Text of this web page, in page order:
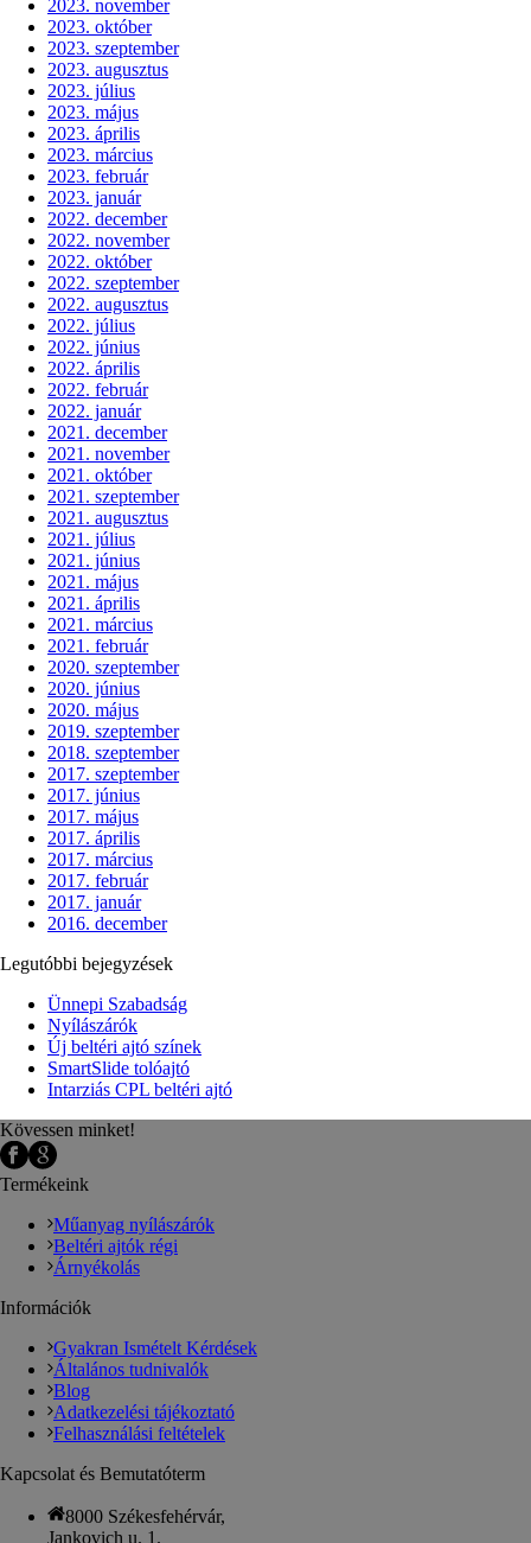
2023. november
2023. október
2023. szeptember
2023. augusztus
2023. július
2023. május
2023. április
2023. március
2023. február
2023. január
2022. december
2022. november
2022. október
2022. szeptember
2022. augusztus
2022. július
2022. június
2022. április
2022. február
2022. január
2021. december
2021. november
2021. október
2021. szeptember
2021. augusztus
2021. július
2021. június
2021. május
2021. április
2021. március
2021. február
2020. szeptember
2020. június
2020. május
2019. szeptember
2018. szeptember
2017. szeptember
2017. június
2017. május
2017. április
2017. március
2017. február
2017. január
2016. december
Legutóbbi bejegyzések
Ünnepi Szabadság
Nyílászárók
Új beltéri ajtó színek
SmartSlide tolóajtó
Intarziás CPL beltéri ajtó
Kövessen minket!
Termékeink
Műanyag nyílászárók
Beltéri ajtók régi
Árnyékolás
Információk
Gyakran Ismételt Kérdések
Általános tudnivalók
Blog
Adatkezelési tájékoztató
Felhasználási feltételek
Kapcsolat és Bemutatóterm
8000 Székesfehérvár,
Jankovich u. 1.